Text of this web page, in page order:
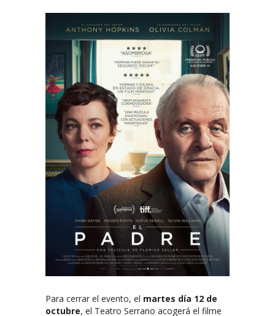
Para cerrar el evento, el martes día 12 de
octubre, el Teatro Serrano acogerá el filme